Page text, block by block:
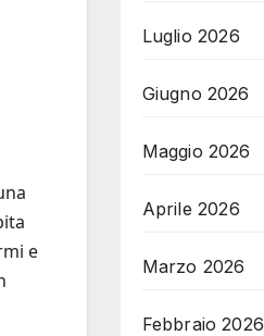
e
Luglio 2026
Giugno 2026
Maggio 2026
Aprile 2026
Marzo 2026
Febbraio 2026